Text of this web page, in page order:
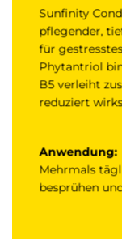
Sunfinity
pflegender,
für
Phytantriol
B5 verleiht
reduziert
Anwendung:
Mehrmals
besprühen